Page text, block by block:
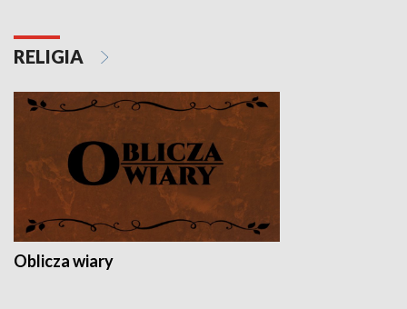
RELIGIA
Oblicza wiary